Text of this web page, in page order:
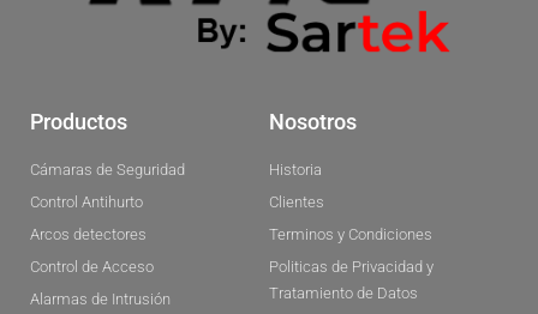
Productos
Cámaras de Seguridad
Control Antihurto
Arcos detectores
Control de Acceso
Alarmas de Intrusión
Nosotros
Historia
Clientes
Terminos y Condiciones
Politicas de Privacidad y
Tratamiento de Datos